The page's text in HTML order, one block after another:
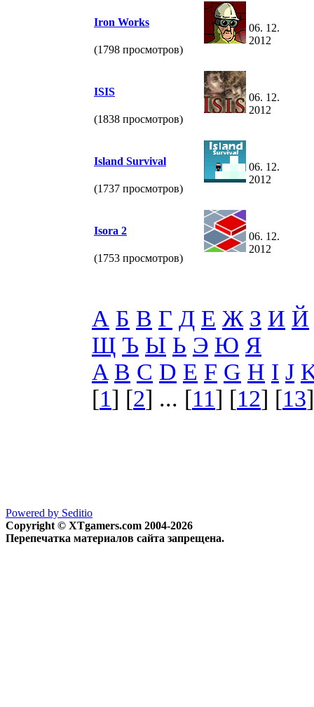
Iron Works
(1798 просмотров)
06. 12.
2012
ISIS
(1838 просмотров)
06. 12.
2012
Island Survival
(1737 просмотров)
06. 12.
2012
Isora 2
(1753 просмотров)
06. 12.
2012
А Б В Г Д Е Ж З И Й
Щ Ъ Ы Ь Э Ю Я
A B C D E F G H I J
[1] [2] ... [11] [12] [13
Powered by Seditio
Copyright © XTgamers.com 2004-2026
Перепечатка материалов сайта запрещена.